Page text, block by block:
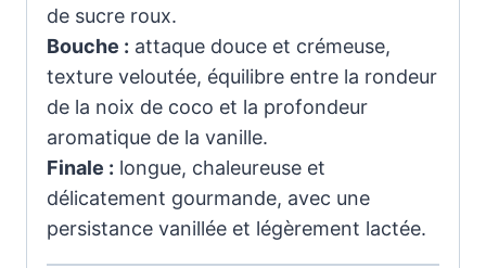
de sucre roux.
Bouche : attaque douce et crémeuse,
texture veloutée, équilibre entre la rondeur
de la noix de coco et la profondeur
aromatique de la vanille.
Finale : longue, chaleureuse et
délicatement gourmande, avec une
persistance vanillée et légèrement lactée.